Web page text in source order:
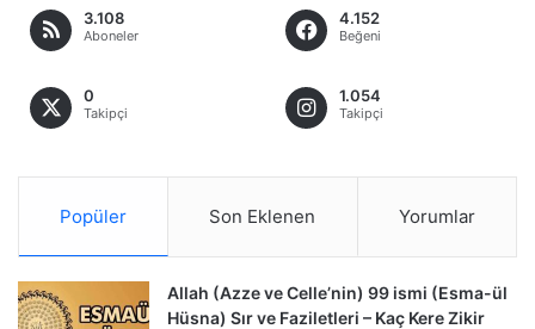
3.108
Aboneler
4.152
Beğeni
0
Takipçi
1.054
Takipçi
Popüler Son Eklenen Yorumlar
Allah (Azze ve Celle’nin) 99 ismi (Esma-ül
Hüsna) Sır ve Faziletleri – Kaç Kere Zikir